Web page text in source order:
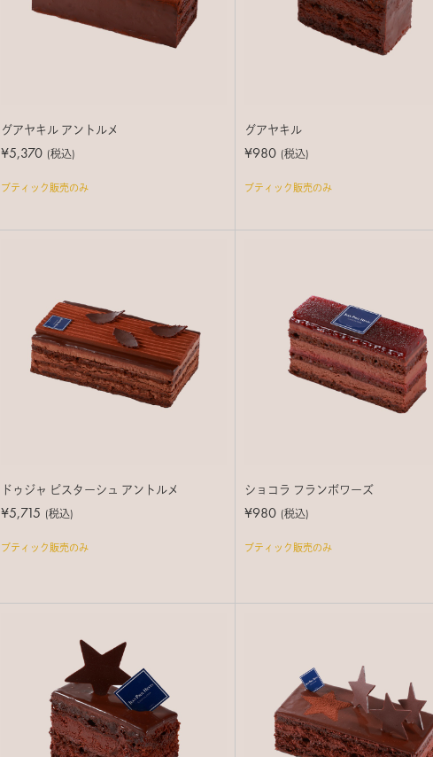
グアヤキル アントルメ
¥5,370 (税込)
ブティック販売のみ
グアヤキル
¥980 (税込)
ブティック販売のみ
ドゥジャ ピスターシュ アントルメ
¥5,715 (税込)
ブティック販売のみ
ショコラ フランボワーズ
¥980 (税込)
ブティック販売のみ